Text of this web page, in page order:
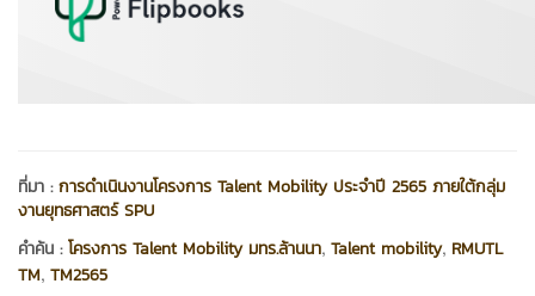
ที่มา :การดำเนินงานโครงการ Talent Mobility ประจำปี 2565 ภายใต้กลุ่ม
งานยุทธศาสตร์ SPU
คำค้น :โครงการ Talent Mobility มทร.ล้านนา, Talent mobility, RMUTL
TM, TM2565